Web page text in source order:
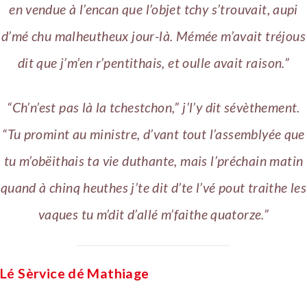
en vendue à l’encan que l’objet tchy s’trouvait, aupi
d’mé chu malheutheux jour-là. Mémée m’avait tréjous
dit que j’m’en r’pentithais, et oulle avait raison.”
“Ch’n’est pas là la tchestchon,” j’l’y dit sévèthement.
“Tu promint au ministre, d’vant tout l’assemblyée que
tu m’obëithais ta vie duthante, mais l’préchain matin
quand à chinq heuthes j’te dit d’te l’vé pout traithe les
vaques tu m’dit d’allé m’faithe quatorze.”
Lé Sèrvice dé Mathiage